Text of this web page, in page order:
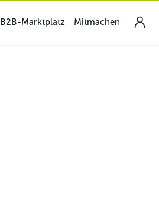
B2B-Marktplatz Mitmachen